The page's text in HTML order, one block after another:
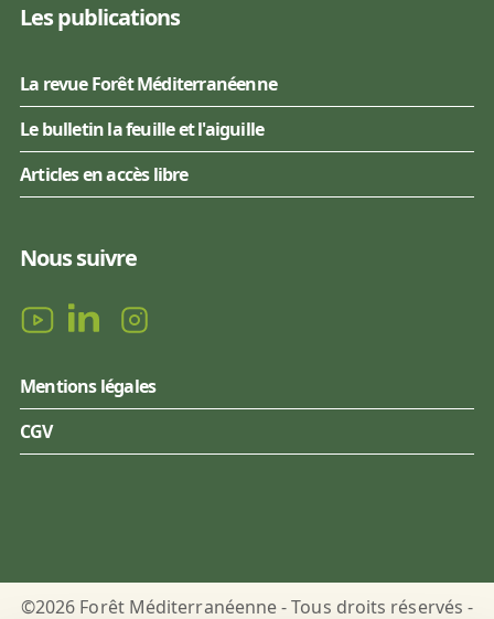
Les publications
La revue Forêt Méditerranéenne
Le bulletin la feuille et l'aiguille
Articles en accès libre
Nous suivre
Mentions légales
CGV
©2026 Forêt Méditerranéenne - Tous droits réservés -